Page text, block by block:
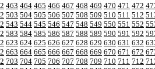
463 464 465 466 467 468 469 470 471 472
503 504 505 506 507 508 509 510 511 512
543 544 545 546 547 548 549 550 551 552
583 584 585 586 587 588 589 590 591 592
623 624 625 626 627 628 629 630 631 632
663 664 665 666 667 668 669 670 671 672
703 704 705 706 707 708 709 710 711 712